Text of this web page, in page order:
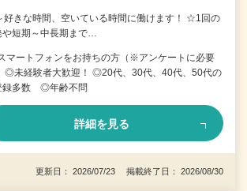
好きな時間、空いている時間に働けます！ ☆1回の
や短期～中長期まで…
マートフォンをお持ちの方（※アンケートに必要
◎未経験者大歓迎！ ◎20代、30代、40代、50代の
録多数 ◎年齢不問
詳細を見る
更新日： 2026/07/23 掲載終了日： 2026/08/30